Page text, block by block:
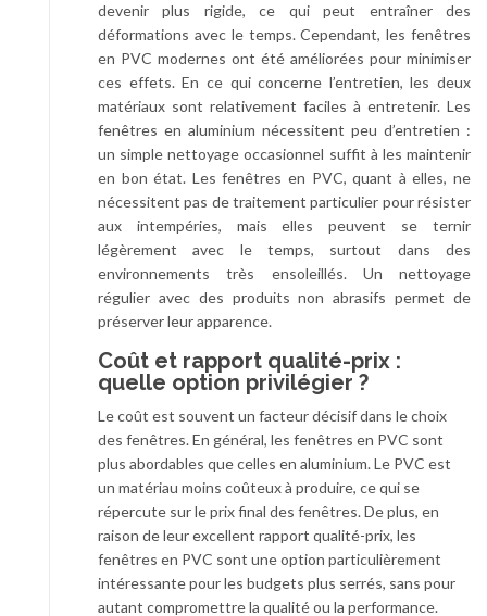
devenir plus rigide, ce qui peut entraîner des
déformations avec le temps. Cependant, les fenêtres
en PVC modernes ont été améliorées pour minimiser
ces effets. En ce qui concerne l’entretien, les deux
matériaux sont relativement faciles à entretenir. Les
fenêtres en aluminium nécessitent peu d’entretien :
un simple nettoyage occasionnel suffit à les maintenir
en bon état. Les fenêtres en PVC, quant à elles, ne
nécessitent pas de traitement particulier pour résister
aux intempéries, mais elles peuvent se ternir
légèrement avec le temps, surtout dans des
environnements très ensoleillés. Un nettoyage
régulier avec des produits non abrasifs permet de
préserver leur apparence.
Coût et rapport qualité-prix :
quelle option privilégier ?
Le coût est souvent un facteur décisif dans le choix
des fenêtres. En général, les fenêtres en PVC sont
plus abordables que celles en aluminium. Le PVC est
un matériau moins coûteux à produire, ce qui se
répercute sur le prix final des fenêtres. De plus, en
raison de leur excellent rapport qualité-prix, les
fenêtres en PVC sont une option particulièrement
intéressante pour les budgets plus serrés, sans pour
autant compromettre la qualité ou la performance.